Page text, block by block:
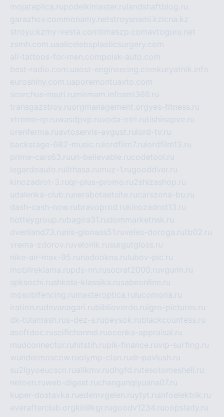
mojateplica.rupodelkimaster.ru landshaftblog.ru
garazhov.com monamy.netstroysnami.kz lcna.kz
stroyu.kz my-vesta.com timeszp.comavtoguru.net
zsmh.com.uaallcelebsplasticsurgery.com
all-tattoos-for-men.com poisk-auto.com
best-radio.com.uaost-engineering.com kuryatnik.info
euroshiny.com.ua poremontuavto.com
searchus-nauti.ru mirmam.infosmi366.ru
transgazstroy.ruorgmanagement.orgyes-fitness.ru
xtreme-rp.ruwasdpvp.ruvoda-otri.rutishinapve.ru
orenferma.ruavtoservis-avgust.ru lord-tv.ru
backstage-682-music.ru lordfilm7.ru lordfilm13.ru
prime-cars63.ruun-believable.rucodetool.ru
legardoauto.ru lithasa.ru muz-1.rugooddver.ru
kinozadrot-3.ruqr-plus-promo.ru2shizashop.ru
udalenka-club.ru nerabotaetsite.rucarszona-bu.ru
dash-cash-now.rubravoprod.rukinozadrot13.ru
hotteygroup.rubagira31.rudommarketnsk.ru
dveriland73.ru nis-glonass51.ruveles-doroga.rutb02.ru
vrema-zdorov.ruvelonik.rusurgutgloss.ru
nike-air-max-95.ru nadookna.ru lubov-pic.ru
mobilreklama.rupds-nn.rusocrat2000.ruvgurin.ru
spksochi.rushkola-klassika.rusabeonline.ru
mosoblfencing.ru masteroptica.ru lucomoria.ru
iration.rudevanagari.rubiblioverde.ru igro-pictures.ru
dk-tulamash.rus-dez-s.rupeysok.rublackcountess.ru
asoftdoc.ruscifichannel.ruocenka-appraisal.ru
mudconnector.ru hitstih.rupik-finance.ruvip-surfing.ru
wundermoscow.ruolymp-clan.rudr-pavlush.ru
su2lgyoeucscn.ruallkmv.rudhgfd.rutesotomeshell.ru
netoen.ruweb-digest.ruchanganqiyuana07.ru
kuper-dostavka.ruedemvgelen.ruytyt.ru infoelektrik.ru
everafterclub.org kirillkgr.rugoodv1234.ruoopslady.ru